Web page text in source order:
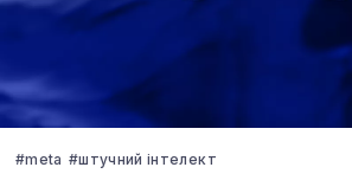
#meta #штучний інтелект